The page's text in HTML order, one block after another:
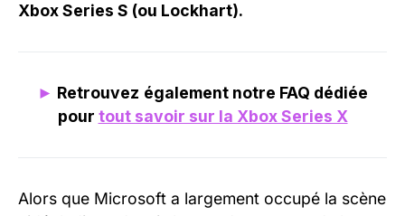
Xbox Series S (ou Lockhart).
► Retrouvez également notre FAQ dédiée
pour tout savoir sur la Xbox Series X
Alors que Microsoft a largement occupé la scène